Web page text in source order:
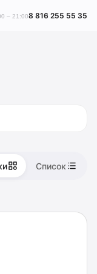
– 21:008 816 255 55 35
Список